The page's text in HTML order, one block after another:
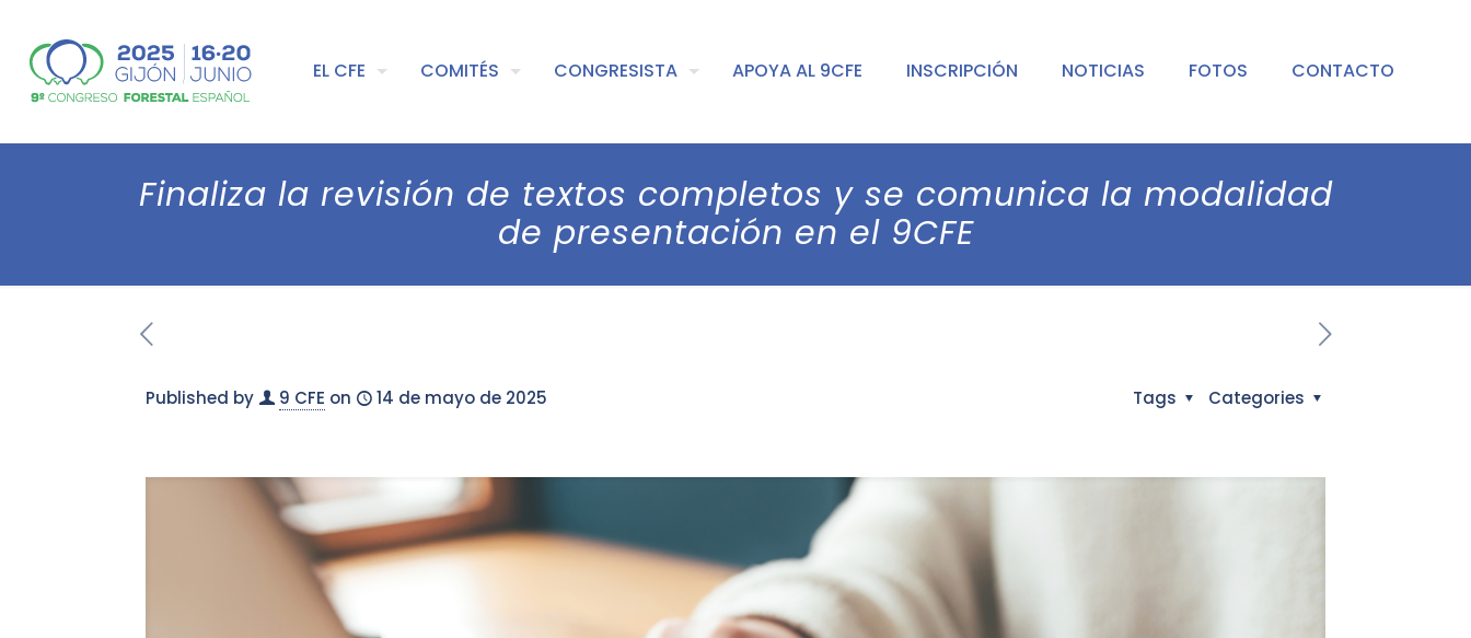
EL CFE COMITÉS CONGRESISTA APOYA AL 9CFE INSCRIPCIÓN NOTICIAS FOTOS CONTACTO
Finaliza la revisión de textos completos y se comunica la modalidad
de presentación en el 9CFE
Published by 9 CFE on 14 de mayo de 2025 Categories
Tags